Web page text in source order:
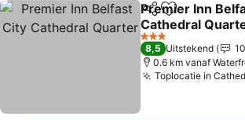
DelenToevoegen
Premier Inn
Cathedral
3 Sterren
8,5 Uitstekend
0.6 km vanaf
Toplocatie in